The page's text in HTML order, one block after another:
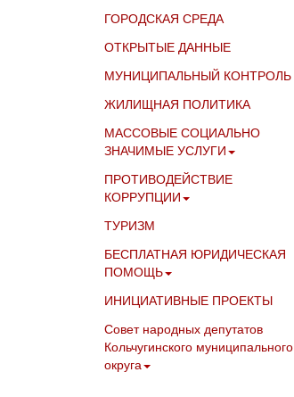
ГОРОДСКАЯ СРЕДА
ОТКРЫТЫЕ ДАННЫЕ
МУНИЦИПАЛЬНЫЙ КОНТРОЛЬ
ЖИЛИЩНАЯ ПОЛИТИКА
МАССОВЫЕ СОЦИАЛЬНО
ЗНАЧИМЫЕ УСЛУГИ
ПРОТИВОДЕЙСТВИЕ
КОРРУПЦИИ
ТУРИЗМ
БЕСПЛАТНАЯ ЮРИДИЧЕСКАЯ
ПОМОЩЬ
ИНИЦИАТИВНЫЕ ПРОЕКТЫ
Совет народных депутатов
Кольчугинского муниципального
округа